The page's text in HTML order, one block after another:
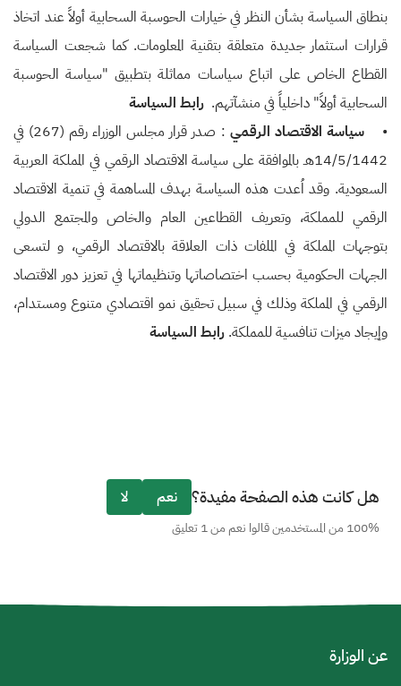
بنطاق السياسة بشأن النظر في خيارات الحوسبة السحابية أولاً عند اتخاذ
قرارات استثمار جديدة متعلقة بتقنية المعلومات. كما شجعت السياسة
القطاع الخاص على اتباع سياسات مماثلة بتطبيق "سياسة الحوسبة
السحابية أولاً" داخلياً في منشآتهم. رابط السياسة
•سياسة الاقتصاد الرقمي
: صدر قرار مجلس الوزراء رقم (267) في
14/5/1442هـ بالموافقة على سياسة الاقتصاد الرقمي في المملكة العربية
السعودية. وقد اُعدت هذه السياسة بهدف المساهمة في تنمية الاقتصاد
الرقمي للمملكة، وتعريف القطاعين العام والخاص والمجتمع الدولي
بتوجهات المملكة في الملفات ذات العلاقة بالاقتصاد الرقمي، و لتسعى
الجهات الحكومية بحسب اختصاصاتها وتنظيماتها في تعزيز دور الاقتصاد
الرقمي في المملكة وذلك في سبيل تحقيق نمو اقتصادي متنوع ومستدام،
وإيجاد ميزات تنافسية للمملكة. رابط السياسة
هل كانت هذه الصفحة مفيدة؟ نعم لا
100% من المستخدمين قالوا نعم من 1 تعليق
عن الوزارة